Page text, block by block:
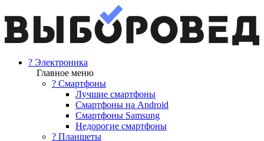
? Электроника
Главное меню
? Смартфоны
Лучшие смартфоны
Смартфоны на Android
Смартфоны Samsung
Недорогие смартфоны
? Планшеты